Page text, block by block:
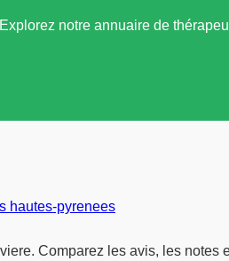
Explorez notre annuaire de
hautes-pyrenees
Comparez les avis, les notes